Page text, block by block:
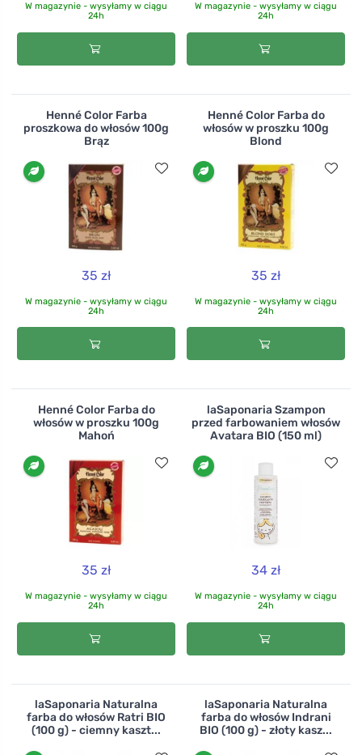
W magazynie - wysyłamy w ciągu
24h
W magazynie - wysyłamy w ciągu
24h
Henné Color Farba
proszkowa do włosów 100g
Brąz
35 zł
W magazynie - wysyłamy w ciągu
24h
Henné Color Farba do
włosów w proszku 100g
Blond
35 zł
W magazynie - wysyłamy w ciągu
24h
Henné Color Farba do
włosów w proszku 100g
Mahoń
35 zł
W magazynie - wysyłamy w ciągu
24h
laSaponaria Szampon
przed farbowaniem włosów
Avatara BIO (150 ml)
34 zł
W magazynie - wysyłamy w ciągu
24h
laSaponaria Naturalna
farba do włosów Ratri BIO
(100 g) - ciemny kaszt...
laSaponaria Naturalna
farba do włosów Indrani
BIO (100 g) - złoty kasz...